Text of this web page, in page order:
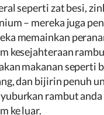
seperti zat besi,
– mereka juga
memainkan
kesejahteraan
makanan seperti
dan bijirin penuh
rambut
ke luar.